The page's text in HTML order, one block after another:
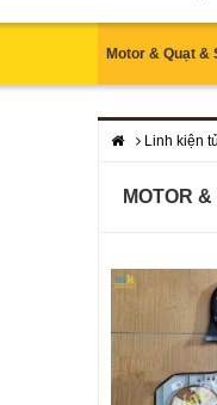
Motor & Quạt &
Linh kiện
MOTOR